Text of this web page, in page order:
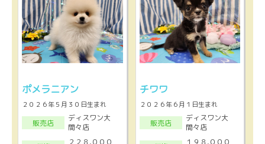
ポメラニアン
２０２６年５月３０日生まれ
販売店
ディスワン大
間々店
２２８,０００
チワワ
２０２６年６月１日生まれ
販売店
ディスワン大
間々店
１９８,０００